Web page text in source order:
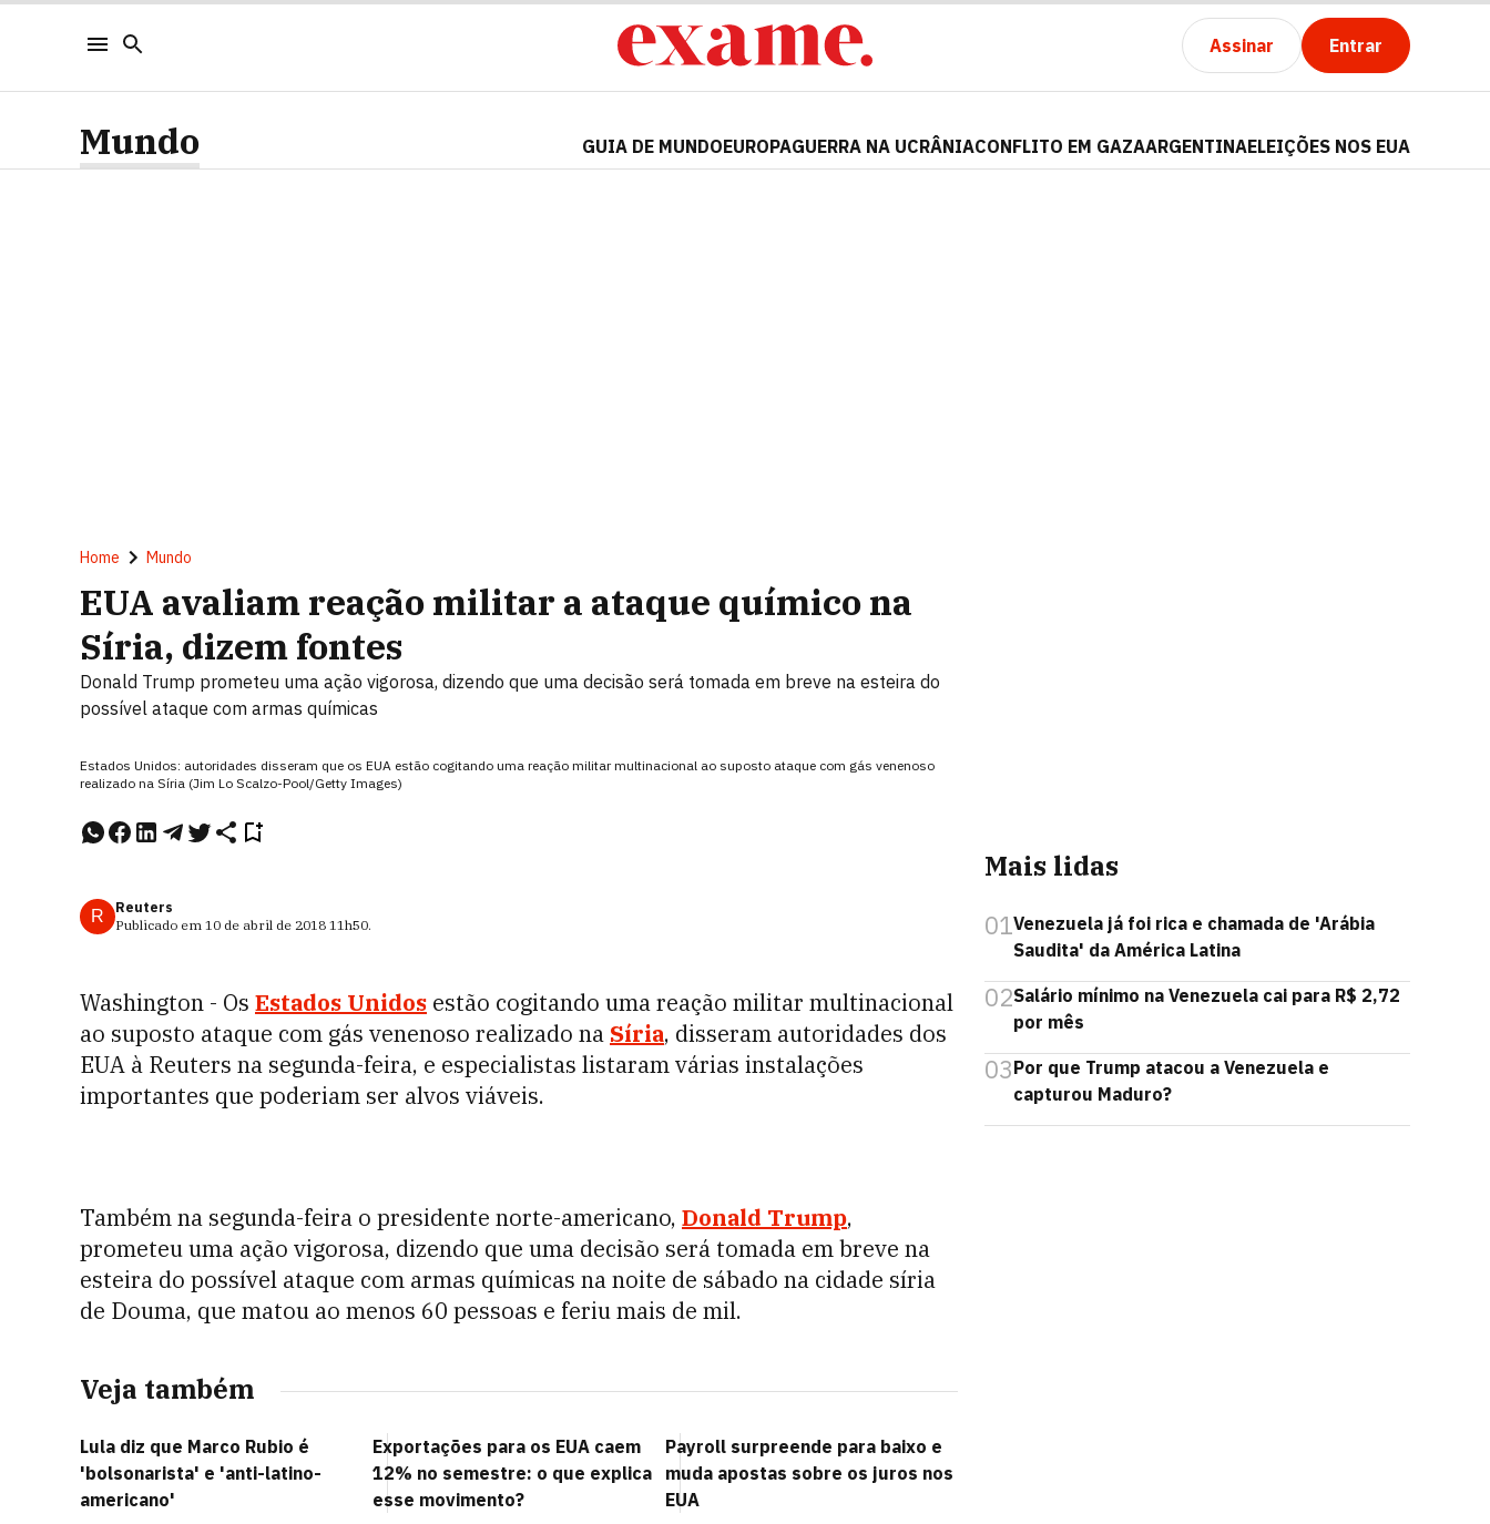
Assinar Entrar
Mundo GUIA DE MUNDOEUROPAGUERRA NA UCRÂNIACONFLITO EM GAZAARGENTINAELEIÇÕES NOS EUA
Home Mundo
EUA avaliam reação militar a ataque químico na
Síria, dizem fontes
Donald Trump prometeu uma ação vigorosa, dizendo que uma decisão será tomada em breve na esteira do
possível ataque com armas químicas
Estados Unidos: autoridades disseram que os EUA estão cogitando uma reação militar multinacional ao suposto ataque com gás venenoso
realizado na Síria (Jim Lo Scalzo-Pool/Getty Images)
R
Reuters
Publicado em 10 de abril de 2018 11h50.
Washington - Os Estados Unidos estão cogitando uma reação militar multinacional
ao suposto ataque com gás venenoso realizado na Síria, disseram autoridades dos
EUA à Reuters na segunda-feira, e especialistas listaram várias instalações
importantes que poderiam ser alvos viáveis.
Também na segunda-feira o presidente norte-americano, Donald Trump,
prometeu uma ação vigorosa, dizendo que uma decisão será tomada em breve na
esteira do possível ataque com armas químicas na noite de sábado na cidade síria
de Douma, que matou ao menos 60 pessoas e feriu mais de mil.
Veja também
Lula diz que Marco Rubio é
'bolsonarista' e 'anti-latino-
americano'
Exportações para os EUA caem
12% no semestre: o que explica
esse movimento?
Payroll surpreende para baixo e
muda apostas sobre os juros nos
EUA
Mais lidas
01Venezuela já foi rica e chamada de 'Arábia
Saudita' da América Latina
02Salário mínimo na Venezuela cai para R$ 2,72
por mês
03Por que Trump atacou a Venezuela e
capturou Maduro?